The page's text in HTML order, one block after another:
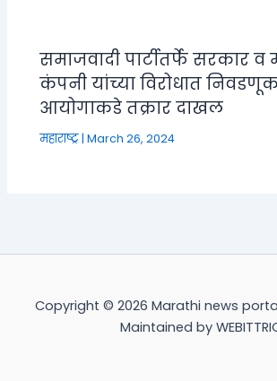
समाजवादी पार्टीतर्फे सरकार व
कंपनी यांच्या विरोधात
आयोगाकडे तक्रार दाखल
महाराष्ट्र|March 26, 2024
Copyright © 2026 Marathi news
Maintained by